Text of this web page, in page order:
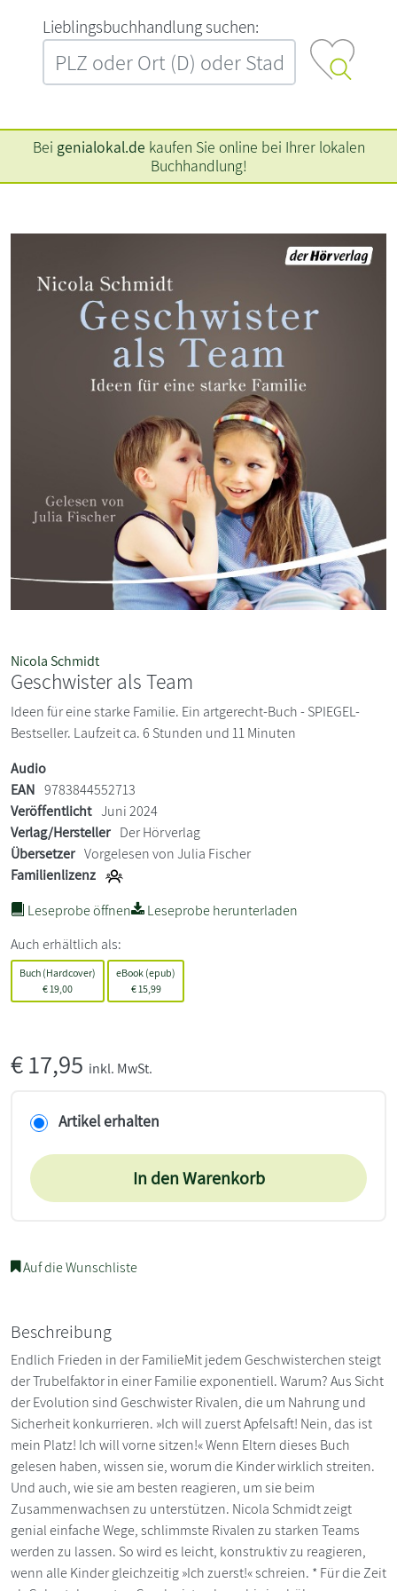
L‍i‍e‍b‍l‍i‍n‍g‍s‍b‍u‍c‍h‍h‍a‍n‍d‍l‍u‍n‍g‍ ‍s‍u‍c‍h‍e‍n‍:‍
Bei genialokal.de kaufen Sie online bei Ihrer lokalen
Buchhandlung!
Nicola Schmidt
Geschwister als Team
Ideen für eine starke Familie. Ein artgerecht-Buch - SPIEGEL-
Bestseller. Laufzeit ca. 6 Stunden und 11 Minuten
Audio
EAN 9783844552713
Veröffentlicht Juni 2024
Verlag/Hersteller Der Hörverlag
Übersetzer Vorgelesen von Julia Fischer
Familienlizenz
Leseprobe öffnen
Leseprobe herunterladen
Auch erhältlich als:
Buch (Hardcover)
€ 19,00
eBook (epub)
€15,99
€17,95 inkl. MwSt.
Artikel erhalten
In den Warenkorb
Auf die Wunschliste
Beschreibung
Endlich Frieden in der FamilieMit jedem Geschwisterchen steigt
der Trubelfaktor in einer Familie exponentiell. Warum? Aus Sicht
der Evolution sind Geschwister Rivalen, die um Nahrung und
Sicherheit konkurrieren. »Ich will zuerst Apfelsaft! Nein, das ist
mein Platz! Ich will vorne sitzen!« Wenn Eltern dieses Buch
gelesen haben, wissen sie, worum die Kinder wirklich streiten.
Und auch, wie sie am besten reagieren, um sie beim
Zusammenwachsen zu unterstützen. Nicola Schmidt zeigt
genial einfache Wege, schlimmste Rivalen zu starken Teams
werden zu lassen. So wird es leicht, konstruktiv zu reagieren,
wenn alle Kinder gleichzeitig »Ich zuerst!« schreien. * Für die Zeit